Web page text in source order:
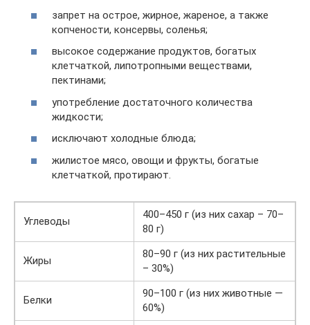
запрет на острое, жирное, жареное, а также
копчености, консервы, соленья;
высокое содержание продуктов, богатых
клетчаткой, липотропными веществами,
пектинами;
употребление достаточного количества
жидкости;
исключают холодные блюда;
жилистое мясо, овощи и фрукты, богатые
клетчаткой, протирают.
Углеводы
400–450 г (из них сахар – 70–
80 г)
Жиры
80–90 г (из них растительные
– 30%)
Белки
90–100 г (из них животные —
60%)